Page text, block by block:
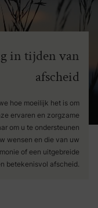
in tijden van
afscheid
hoe moeilijk het is om
ervaren en zorgzame
om u te ondersteunen
wensen en die van uw
of een uitgebreide
betekenisvol afscheid.